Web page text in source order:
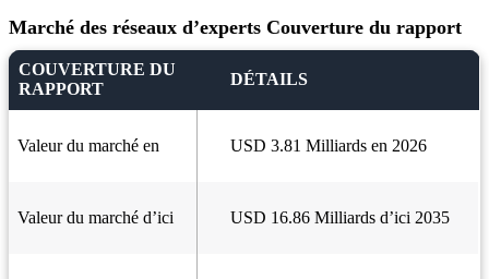
Marché des réseaux d’experts Couverture du rapport
COUVERTURE DU
RAPPORT
DÉTAILS
Valeur du marché en USD 3.81 Milliards en 2026
Valeur du marché d’ici USD 16.86 Milliards d’ici 2035